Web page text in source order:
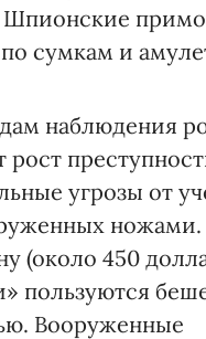
Шпионские
сумкам и
наблюдения
рост
угрозы от
(около 450
пользуются
Вооруженные